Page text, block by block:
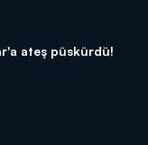
ateş püskürdü!